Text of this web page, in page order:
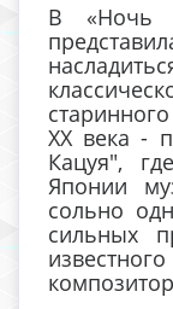
В «Ночь
XX века -
Кацуя",
Японии
сольно
сильных